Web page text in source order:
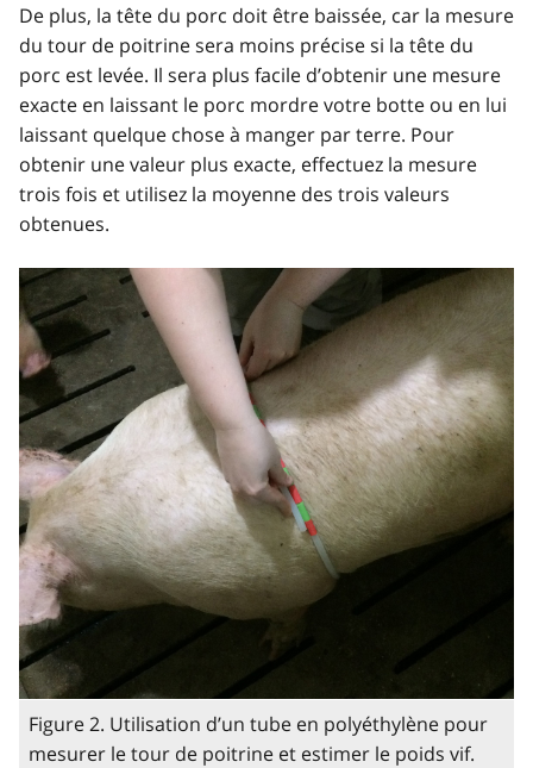
De plus, la tête du porc doit être baissée, car la mesure
du tour de poitrine sera moins précise si la tête du
porc est levée. Il sera plus facile d’obtenir une mesure
exacte en laissant le porc mordre votre botte ou en lui
laissant quelque chose à manger par terre. Pour
obtenir une valeur plus exacte, effectuez la mesure
trois fois et utilisez la moyenne des trois valeurs
obtenues.
Figure 2. Utilisation d’un tube en polyéthylène pour
mesurer le tour de poitrine et estimer le poids vif.